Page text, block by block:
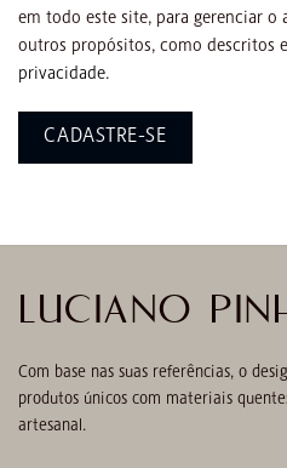
em todo este site, para gerenciar o
outros propósitos, como descritos
privacidade.
CADASTRE-SE
LUCIANO
Com base nas suas referências, o
produtos únicos com materiais
artesanal.